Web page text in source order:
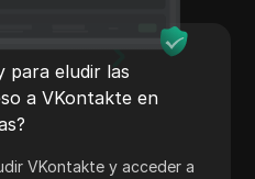
para eludir las
a VKontakte en
VKontakte y acceder a